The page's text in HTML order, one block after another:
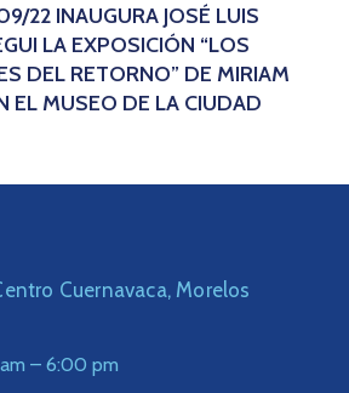
22 INAUGURA JOSÉ LUIS
LA EXPOSICIÓN “LOS
DEL RETORNO” DE MIRIAM
EL MUSEO DE LA CIUDAD
Cuernavaca, Morelos
– 6:00 pm